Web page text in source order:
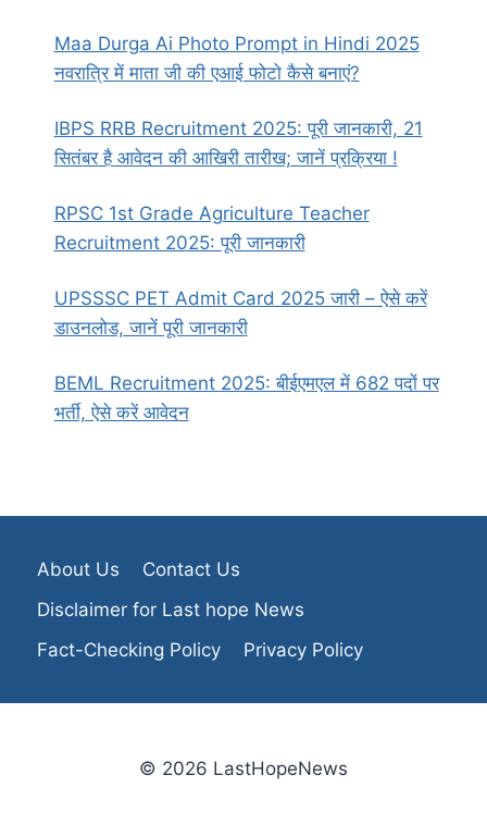
Maa Durga Ai Photo Prompt in Hindi 2025
नवरात्रि में माता जी की एआई फोटो कैसे बनाएं?
IBPS RRB Recruitment 2025: पूरी जानकारी, 21
सितंबर है आवेदन की आखिरी तारीख; जानें प्रक्रिया !
RPSC 1st Grade Agriculture Teacher
Recruitment 2025: पूरी जानकारी
UPSSSC PET Admit Card 2025 जारी – ऐसे करें
डाउनलोड, जानें पूरी जानकारी
BEML Recruitment 2025: बीईएमएल में 682 पदों पर
भर्ती, ऐसे करें आवेदन
About Us
Contact Us
Disclaimer for Last hope News
Fact-Checking Policy
Privacy Policy
© 2026 LastHopeNews